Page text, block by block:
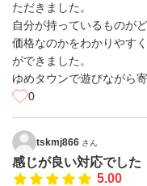
ただきました。
自分が持っているものが
価格なのかをわかりやす
ができました。
ゆめタウンで遊びながら
0
tskmj866 さん
感じが良い対応でした
5.00